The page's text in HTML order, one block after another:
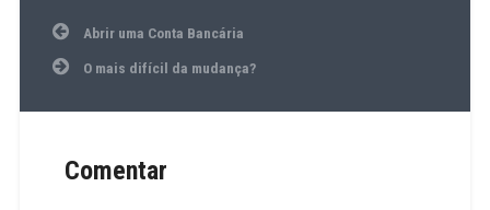
Navegação
de
artigos
Abrir uma Conta Bancária
O mais difícil da mudança?
Comentar